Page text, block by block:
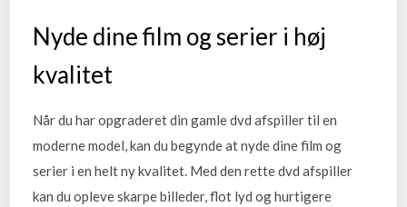
Nyde dine film og serier i høj
kvalitet
Når du har opgraderet din gamle dvd afspiller til en
moderne model, kan du begynde at nyde dine film og
serier i en helt ny kvalitet. Med den rette dvd afspiller
kan du opleve skarpe billeder, flot lyd og hurtigere